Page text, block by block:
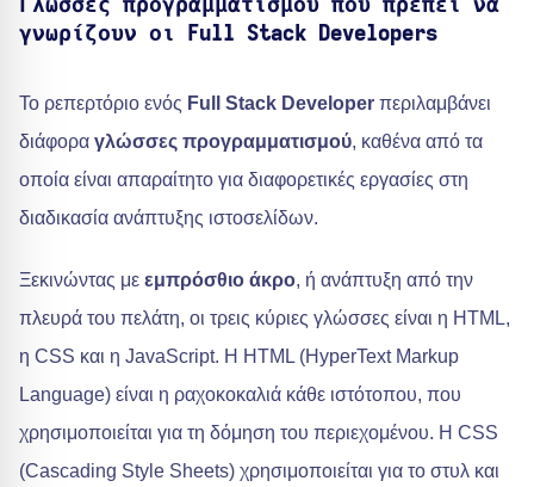
Γλώσσες προγραμματισμού που πρέπει να
γνωρίζουν οι Full Stack Developers
Το ρεπερτόριο ενός Full Stack Developer περιλαμβάνει
διάφορα γλώσσες προγραμματισμού, καθένα από τα
οποία είναι απαραίτητο για διαφορετικές εργασίες στη
διαδικασία ανάπτυξης ιστοσελίδων.
Ξεκινώντας με εμπρόσθιο άκρο, ή ανάπτυξη από την
πλευρά του πελάτη, οι τρεις κύριες γλώσσες είναι η HTML,
η CSS και η JavaScript. Η HTML (HyperText Markup
Language) είναι η ραχοκοκαλιά κάθε ιστότοπου, που
χρησιμοποιείται για τη δόμηση του περιεχομένου. Η CSS
(Cascading Style Sheets) χρησιμοποιείται για το στυλ και